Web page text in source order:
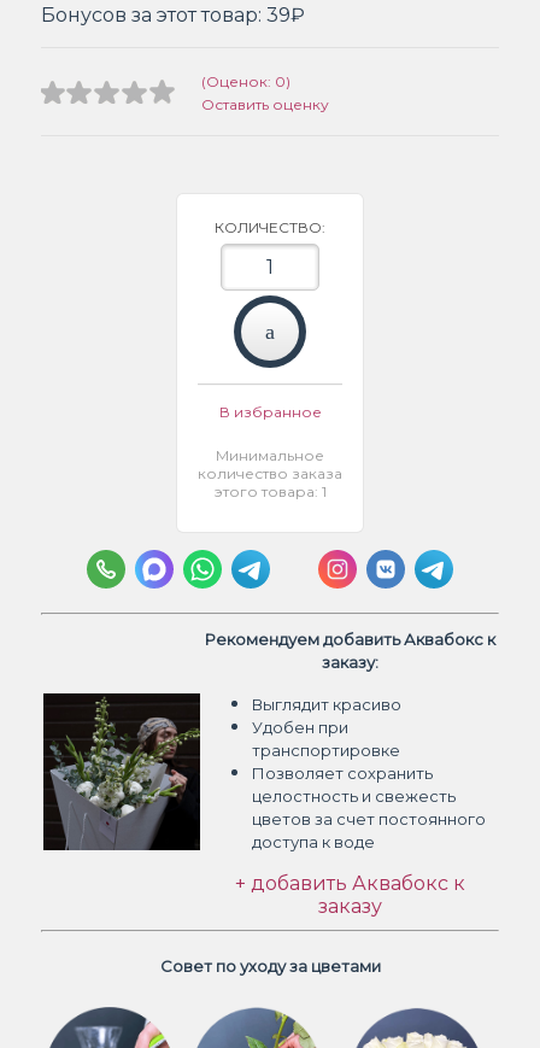
Бонусов за этот товар: 39₽
(Оценок: 0)
Оставить оценку
КОЛИЧЕСТВО:
В избранное
Минимальное
количество заказа
этого товара: 1
Рекомендуем добавить Аквабокс к
заказу:
Выглядит красиво
Удобен при
транспортировке
Позволяет сохранить
целостность и свежесть
цветов за счет постоянного
доступа к воде
+ добавить Аквабокс к
заказу
Совет по уходу за цветами